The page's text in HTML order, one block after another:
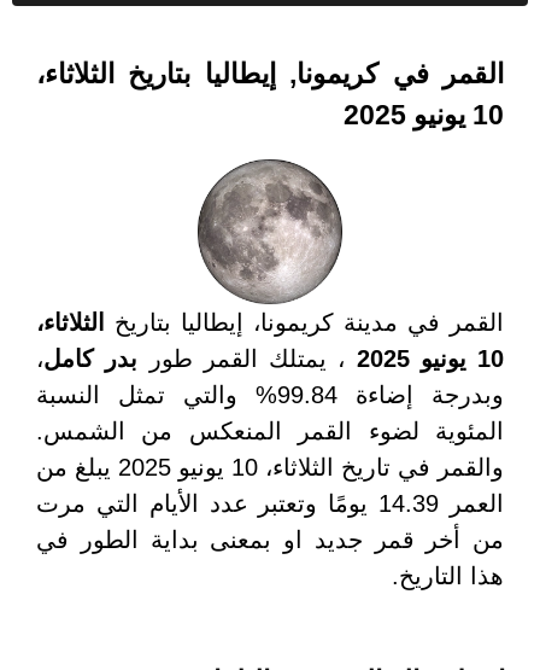
القمر في كريمونا, إيطاليا بتاريخ الثلاثاء،
10 يونيو 2025
القمر في مدينة كريمونا، إيطاليا بتاريخ
الثلاثاء،
10 يونيو 2025
، يمتلك القمر طور بدر كامل،
وبدرجة إضاءة 99.84% والتي تمثل النسبة
المئوية لضوء القمر المنعكس من الشمس.
والقمر في تاريخ الثلاثاء، 10 يونيو 2025 يبلغ من
العمر 14.39 يومًا وتعتبر عدد الأيام التي مرت
من أخر قمر جديد او بمعنى بداية الطور في
هذا التاريخ.